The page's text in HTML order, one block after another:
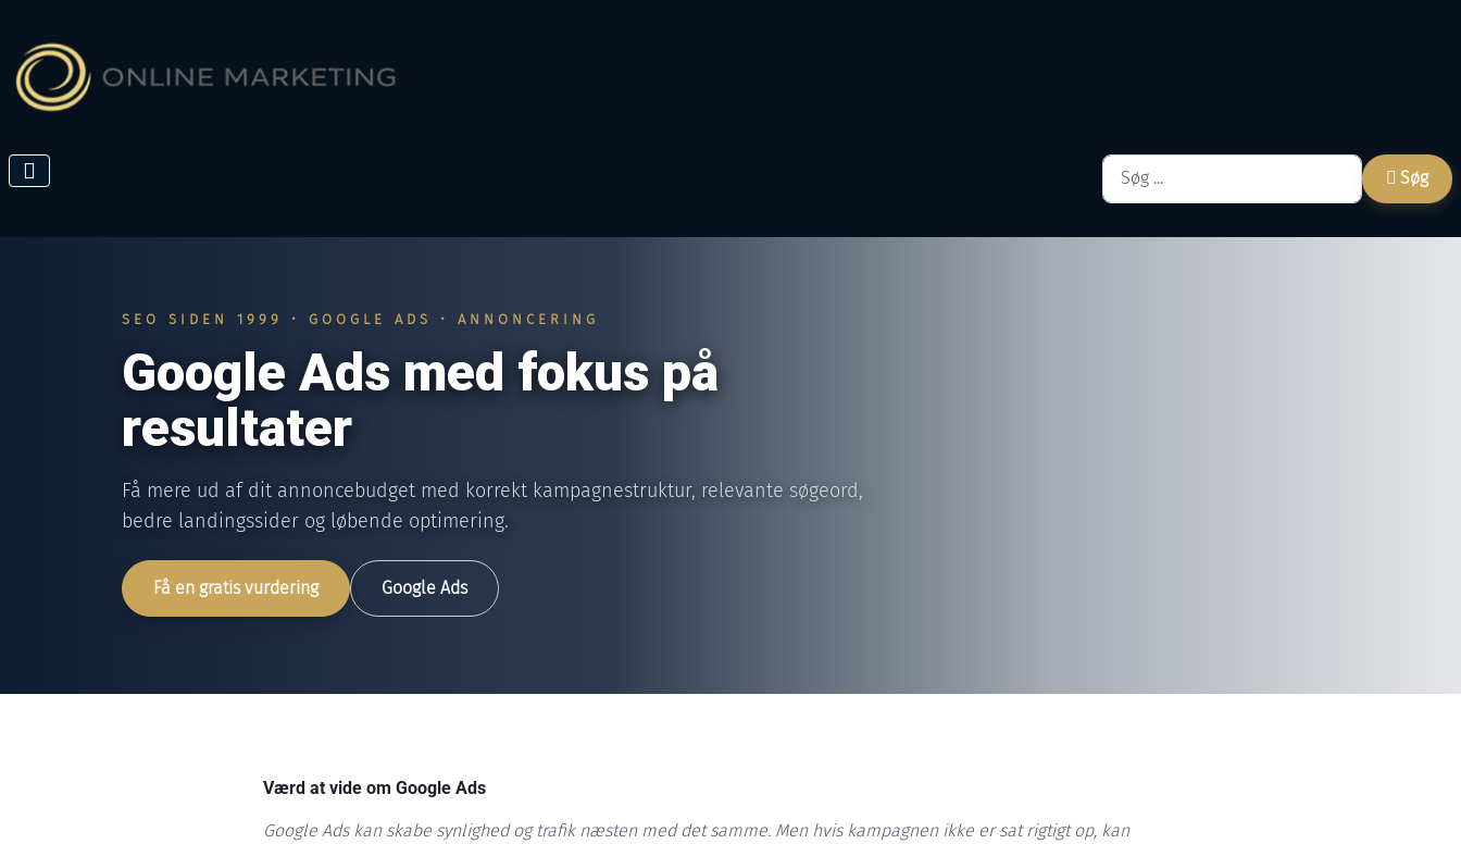
Søg
Søg
SEO SIDEN 1999 • GOOGLE ADS • ANNONCERING
Google Ads med fokus på
resultater
Få mere ud af dit annoncebudget med korrekt kampagnestruktur, relevante søgeord,
bedre landingssider og løbende optimering.
Få en gratis vurdering Google Ads
Værd at vide om Google Ads
Google Ads kan skabe synlighed og trafik næsten med det samme. Men hvis kampagnen ikke er sat rigtigt op, kan